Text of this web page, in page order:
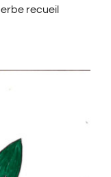
recueil